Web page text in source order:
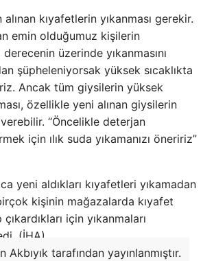
alınan kıyafetlerin yıkanması gerekir.
emin olduğumuz kişilerin
üzerinde yıkanmasını
şüpheleniyorsak yüksek sıcaklıkta
Ancak tüm giysilerin yüksek
özellikle yeni alınan giysilerin
“Öncelikle deterjan
için ılık suda yıkamanızı öneririz”
yeni aldıkları kıyafetleri yıkamadan
kişinin mağazalarda kıyafet
için yıkanmaları
(İHA)
tarafından yayınlanmıştır.